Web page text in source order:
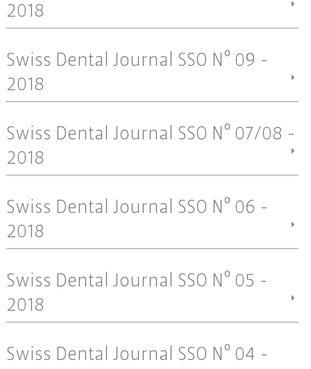
2018
Swiss Dental Journal SSO Nº 09 -
2018
Swiss Dental Journal SSO Nº 07/08 -
2018
Swiss Dental Journal SSO Nº 06 -
2018
Swiss Dental Journal SSO Nº 05 -
2018
Swiss Dental Journal SSO Nº 04 -